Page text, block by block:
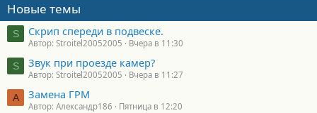
Новые темы
S Скрип спереди в подвеске.
Автор: Stroitel20052005 Вчера в 11:30
S Звук при проезде камер?
Автор: Stroitel20052005 Вчера в 11:27
А Замена ГРМ
Автор: Александр186 Пятница в 12:20